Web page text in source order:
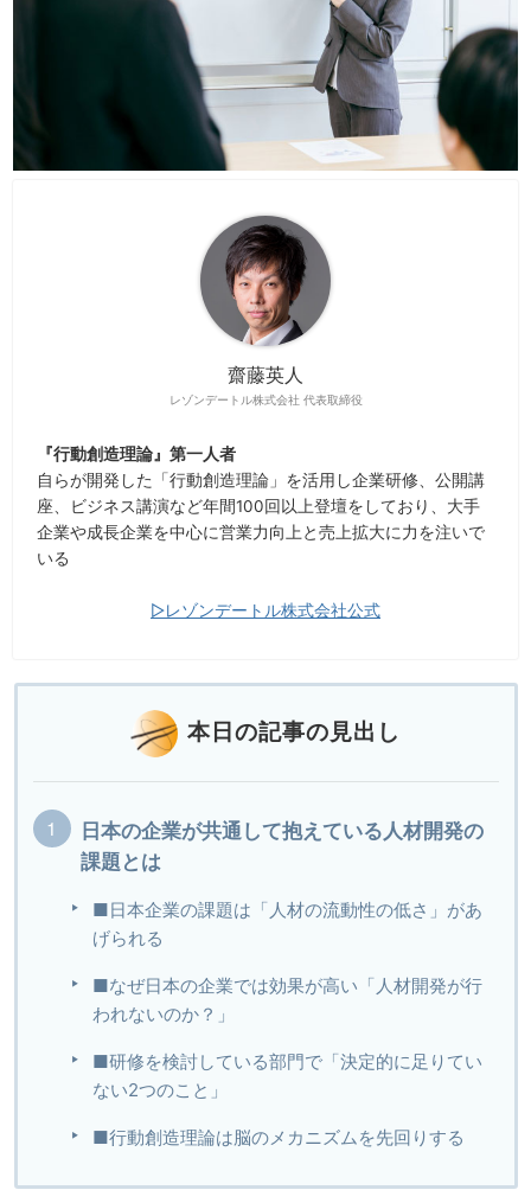
齋藤英人
レゾンデートル株式会社 代表取締役
『行動創造理論』第一人者
自らが開発した「行動創造理論」を活用し企業研修、公開講
座、ビジネス講演など年間100回以上登壇をしており、大手
企業や成長企業を中心に営業力向上と売上拡大に力を注いで
いる
▷レゾンデートル株式会社公式
本日の記事の見出し
日本の企業が共通して抱えている人材開発の
課題とは
■日本企業の課題は「人材の流動性の低さ」があ
げられる
■なぜ日本の企業では効果が高い「人材開発が行
われないのか？」
■研修を検討している部門で「決定的に足りてい
ない2つのこと」
■行動創造理論は脳のメカニズムを先回りする